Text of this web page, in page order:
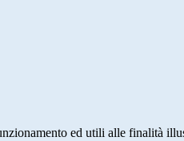
ed utili alle finalità